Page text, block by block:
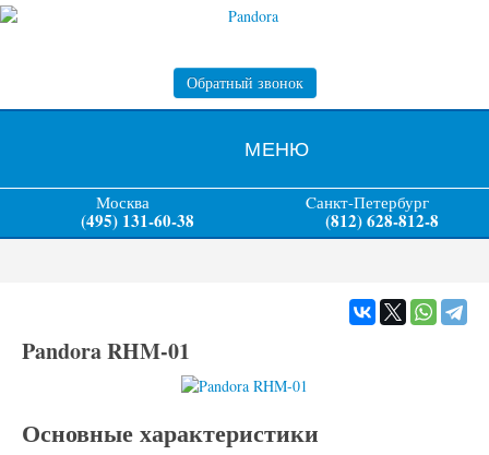
Обратный звонок
МЕНЮ
Москва
(495) 131-60-38
Cанкт-Петербург
(812) 628-812-8
Pandora RHM-01
Основные характеристики